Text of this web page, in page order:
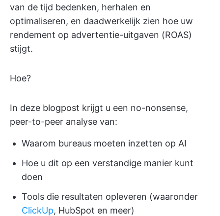
van de tijd bedenken, herhalen en
optimaliseren, en daadwerkelijk zien hoe uw
rendement op advertentie-uitgaven (ROAS)
stijgt.
Hoe?
In deze blogpost krijgt u een no-nonsense,
peer-to-peer analyse van:
Waarom bureaus moeten inzetten op AI
Hoe u dit op een verstandige manier kunt
doen
Tools die resultaten opleveren (waaronder
ClickUp, HubSpot en meer)